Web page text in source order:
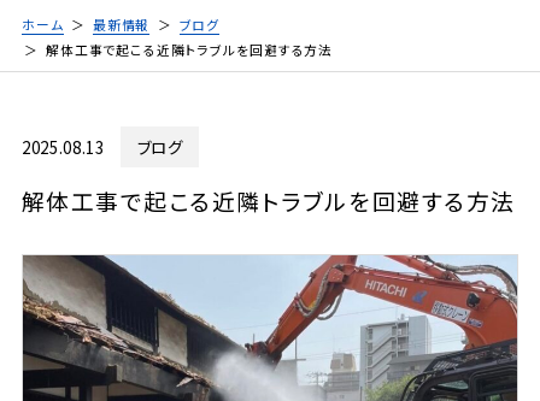
ホーム 最新情報
ブログ
解体工事で起こる近隣トラブルを回避する方法
2025.08.13 ブログ
解体工事で起こる近隣トラブルを回避する方法